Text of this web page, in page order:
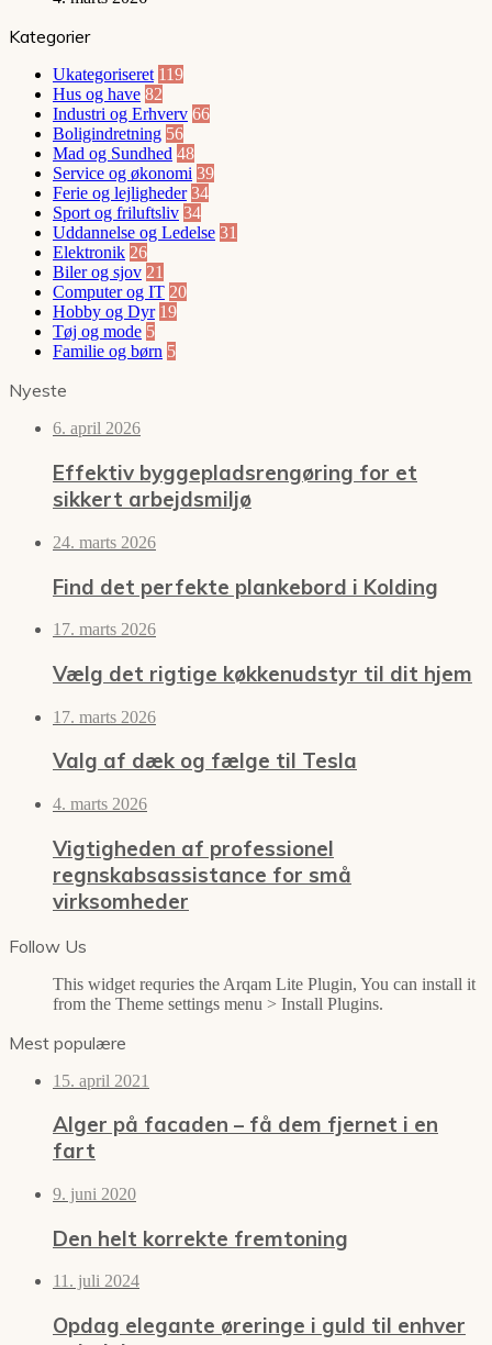
Kategorier
Ukategoriseret 119
Hus og have 82
Industri og Erhverv 66
Boligindretning 56
Mad og Sundhed 48
Service og økonomi 39
Ferie og lejligheder 34
Sport og friluftsliv 34
Uddannelse og Ledelse 31
Elektronik 26
Biler og sjov 21
Computer og IT 20
Hobby og Dyr 19
Tøj og mode 5
Familie og børn 5
Nyeste
6. april 2026
Effektiv byggepladsrengøring for et
sikkert arbejdsmiljø
24. marts 2026
Find det perfekte plankebord i Kolding
17. marts 2026
Vælg det rigtige køkkenudstyr til dit hjem
17. marts 2026
Valg af dæk og fælge til Tesla
4. marts 2026
Vigtigheden af professionel
regnskabsassistance for små
virksomheder
Follow Us
This widget requries the Arqam Lite Plugin, You can install it
from the Theme settings menu > Install Plugins.
Mest populære
15. april 2021
Alger på facaden – få dem fjernet i en
fart
9. juni 2020
Den helt korrekte fremtoning
11. juli 2024
Opdag elegante øreringe i guld til enhver